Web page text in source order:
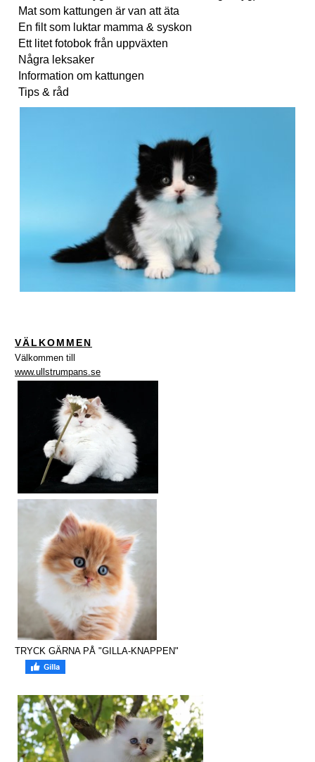
Mat som kattungen är van att äta
En filt som luktar mamma & syskon
Ett litet fotobok från uppväxten
Några leksaker
Information om kattungen
Tips & råd
VÄLKOMMEN
Välkommen till
www.ullstrumpans.se
TRYCK GÄRNA PÅ "GILLA-KNAPPEN"